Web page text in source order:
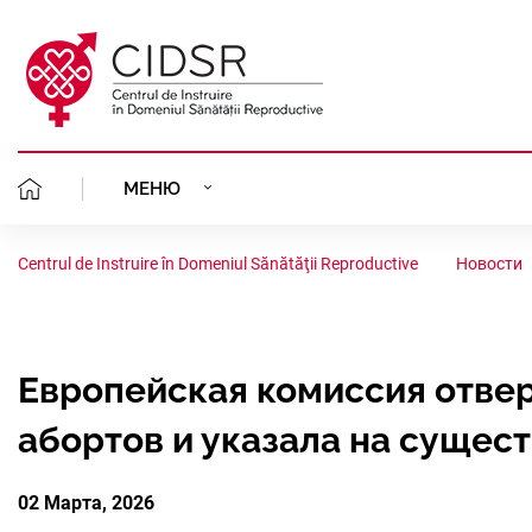
МЕНЮ
О НАС
ПОРТФОЛИО ПРОЕКТЫ
РЕГИОНАЛЬНАЯ КОАЛИЦИЯ АБОРТЫ И
РЕСУРСЫ
Centrul de Instruire în Domeniul Sănătăţii Reproductive Новости
Европейская комиссия
абортов и указала на
02 Марта, 2026